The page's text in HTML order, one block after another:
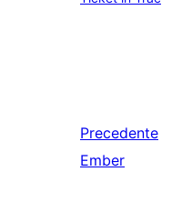
Precedente
Ember